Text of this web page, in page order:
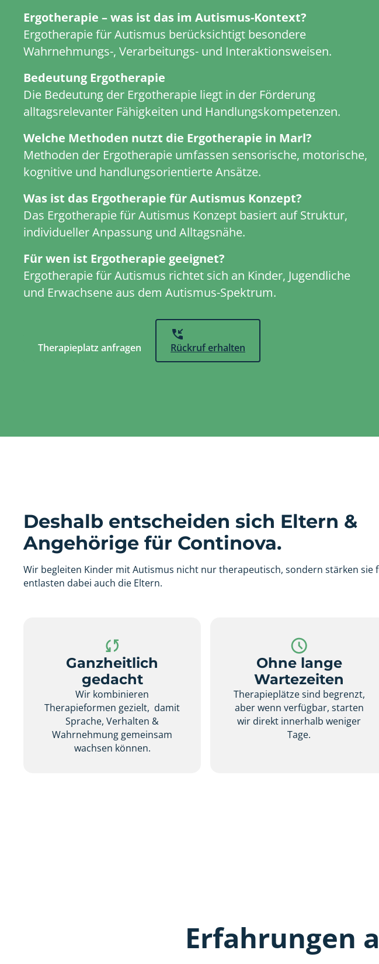
Ergotherapie – was ist das im Autismus-Kontext?
Ergotherapie für Autismus berücksichtigt besondere
Wahrnehmungs-, Verarbeitungs- und Interaktionsweisen.
Bedeutung Ergotherapie
Die Bedeutung der Ergotherapie liegt in der Förderung
alltagsrelevanter Fähigkeiten und Handlungskompetenzen.
Welche Methoden nutzt die Ergotherapie in Marl?
Methoden der Ergotherapie umfassen sensorische, motorische,
kognitive und handlungsorientierte Ansätze.
Was ist das Ergotherapie für Autismus Konzept?
Das Ergotherapie für Autismus Konzept basiert auf Struktur,
individueller Anpassung und Alltagsnähe.
Für wen ist Ergotherapie geeignet?
Ergotherapie für Autismus richtet sich an Kinder, Jugendliche
und Erwachsene aus dem Autismus-Spektrum.
Therapieplatz anfragen Rückruf erhalten
Deshalb entscheiden sich Eltern &
Angehörige für Continova.
Wir begleiten Kinder mit Autismus nicht nur therapeutisch, sondern stärken sie
entlasten dabei auch die Eltern.
Ganzheitlich
gedacht
Wir kombinieren
Therapieformen gezielt, damit
Sprache, Verhalten &
Wahrnehmung gemeinsam
wachsen können.
Ohne lange
Wartezeiten
Therapieplätze sind begrenzt,
aber wenn verfügbar, starten
wir direkt innerhalb weniger
Tage.
Erfahrungen